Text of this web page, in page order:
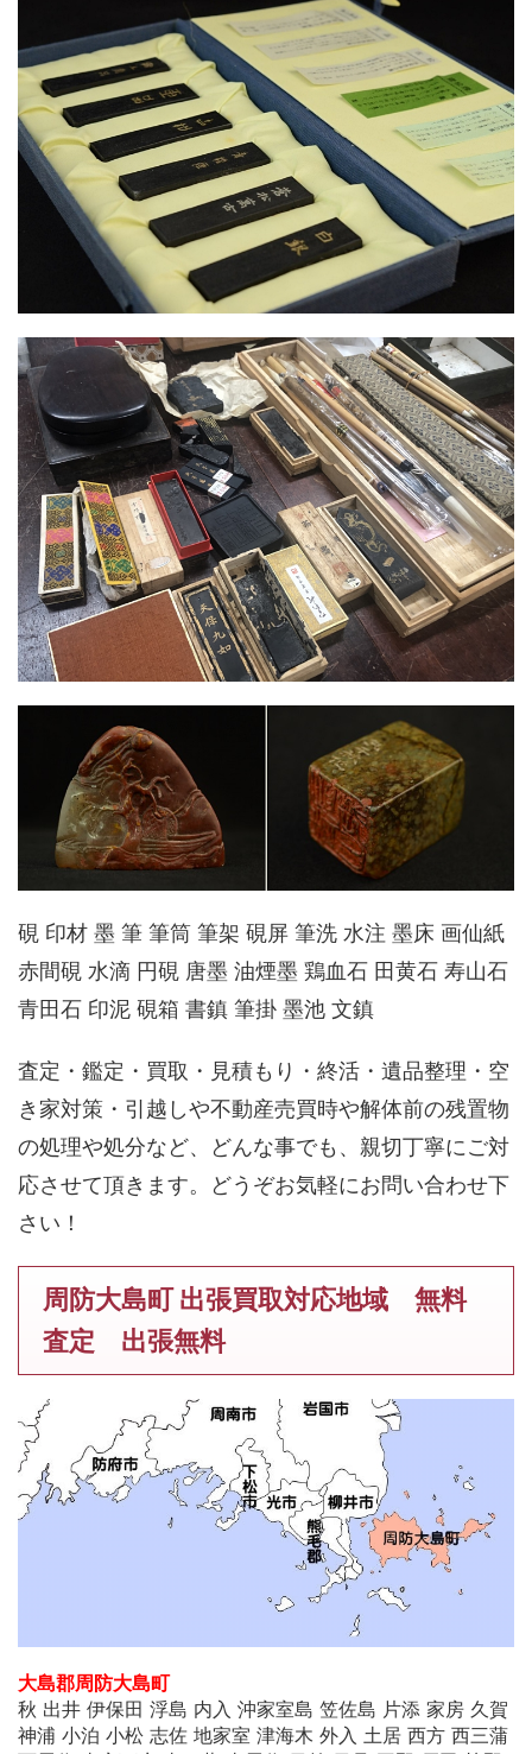
硯 印材 墨 筆 筆筒 筆架 硯屏 筆洗 水注 墨床 画仙紙
赤間硯 水滴 円硯 唐墨 油煙墨 鶏血石 田黄石 寿山石
青田石 印泥 硯箱 書鎮 筆掛 墨池 文鎮
査定・鑑定・買取・見積もり・終活・遺品整理・空
き家対策・引越しや不動産売買時や解体前の残置物
の処理や処分など、どんな事でも、親切丁寧にご対
応させて頂きます。どうぞお気軽にお問い合わせ下
さい！
周防大島町 出張買取対応地域 無料
査定 出張無料
大島郡周防大島町
秋 出井 伊保田 浮島 内入 沖家室島 笠佐島 片添 家房 久賀
神浦 小泊 小松 志佐 地家室 津海木 外入 土居 西方 西三蒲